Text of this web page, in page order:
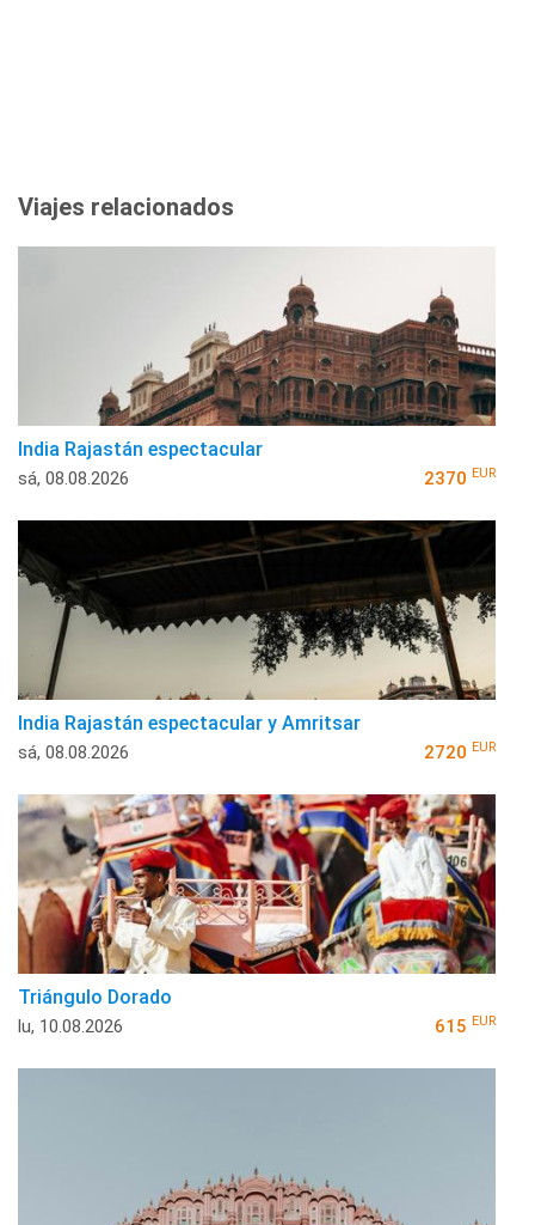
Viajes relacionados
India Rajastán espectacular
sá, 08.08.2026 2370 EUR
India Rajastán espectacular y Amritsar
sá, 08.08.2026 2720 EUR
Triángulo Dorado
lu, 10.08.2026 615 EUR